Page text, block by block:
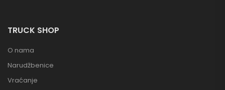
TRUCK SHOP
O nama
Narudžbenice
Vraćanje